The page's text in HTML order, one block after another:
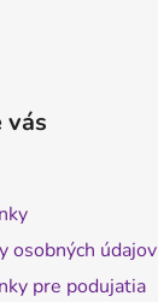
vás
osobných údajov
pre podujatia